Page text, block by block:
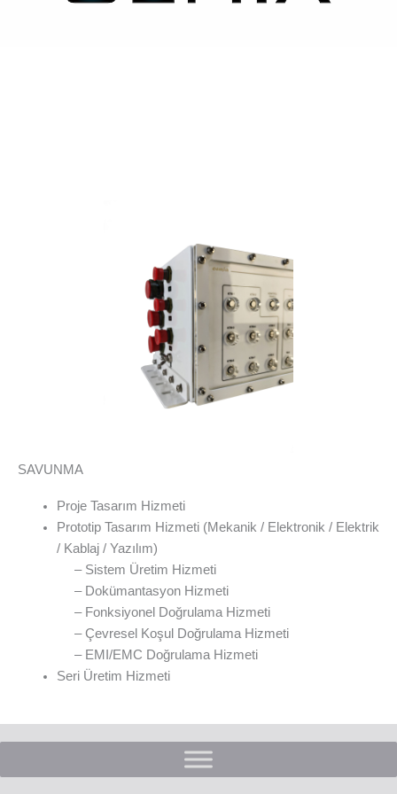
SAVUNMA
Proje Tasarım Hizmeti
Prototip Tasarım Hizmeti (Mekanik / Elektronik / Elektrik
/ Kablaj / Yazılım)
– Sistem Üretim Hizmeti
– Dokümantasyon Hizmeti
– Fonksiyonel Doğrulama Hizmeti
– Çevresel Koşul Doğrulama Hizmeti
– EMI/EMC Doğrulama Hizmeti
Seri Üretim Hizmeti